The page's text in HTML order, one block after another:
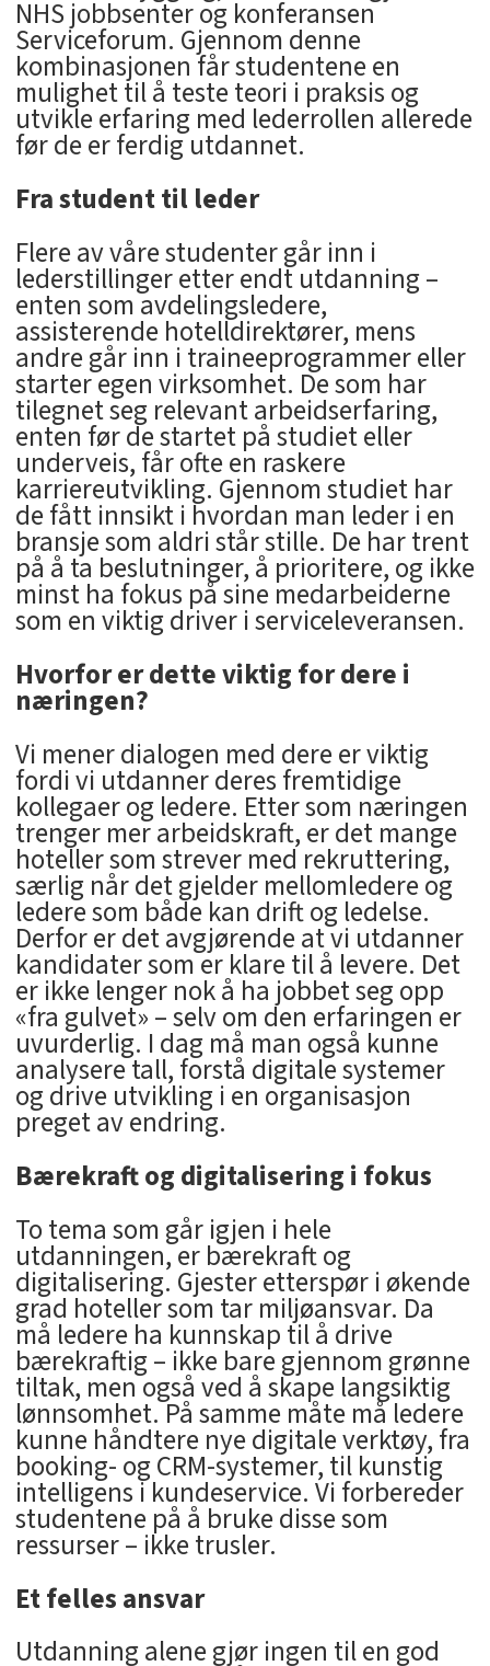
NHS jobbsenter og konferansen
Serviceforum. Gjennom denne
kombinasjonen får studentene en
mulighet til å teste teori i praksis og
utvikle erfaring med lederrollen allerede
før de er ferdig utdannet.
Fra student til leder
Flere av våre studenter går inn i
lederstillinger etter endt utdanning –
enten som avdelingsledere,
assisterende hotelldirektører, mens
andre går inn i traineeprogrammer eller
starter egen virksomhet. De som har
tilegnet seg relevant arbeidserfaring,
enten før de startet på studiet eller
underveis, får ofte en raskere
karriereutvikling. Gjennom studiet har
de fått innsikt i hvordan man leder i en
bransje som aldri står stille. De har trent
på å ta beslutninger, å prioritere, og ikke
minst ha fokus på sine medarbeiderne
som en viktig driver i serviceleveransen.
Hvorfor er dette viktig for dere i
næringen?
Vi mener dialogen med dere er viktig
fordi vi utdanner deres fremtidige
kollegaer og ledere. Etter som næringen
trenger mer arbeidskraft, er det mange
hoteller som strever med rekruttering,
særlig når det gjelder mellomledere og
ledere som både kan drift og ledelse.
Derfor er det avgjørende at vi utdanner
kandidater som er klare til å levere. Det
er ikke lenger nok å ha jobbet seg opp
«fra gulvet» – selv om den erfaringen er
uvurderlig. I dag må man også kunne
analysere tall, forstå digitale systemer
og drive utvikling i en organisasjon
preget av endring.
Bærekraft og digitalisering i fokus
To tema som går igjen i hele
utdanningen, er bærekraft og
digitalisering. Gjester etterspør i økende
grad hoteller som tar miljøansvar. Da
må ledere ha kunnskap til å drive
bærekraftig – ikke bare gjennom grønne
tiltak, men også ved å skape langsiktig
lønnsomhet. På samme måte må ledere
kunne håndtere nye digitale verktøy, fra
booking- og CRM-systemer, til kunstig
intelligens i kundeservice. Vi forbereder
studentene på å bruke disse som
ressurser – ikke trusler.
Et felles ansvar
Utdanning alene gjør ingen til en god